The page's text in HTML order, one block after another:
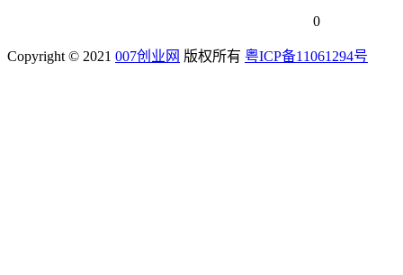
0
Copyright © 2021 007创业网 版权所有 粤ICP备11061294号